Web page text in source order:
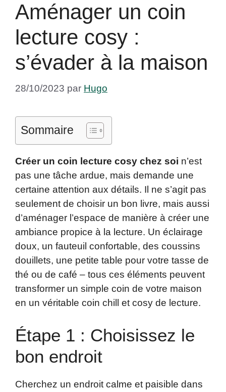
Aménager un coin
lecture cosy :
s’évader à la maison
28/10/2023 par Hugo
Sommaire
Créer un coin lecture cosy chez soi n’est
pas une tâche ardue, mais demande une
certaine attention aux détails. Il ne s’agit pas
seulement de choisir un bon livre, mais aussi
d’aménager l’espace de manière à créer une
ambiance propice à la lecture. Un éclairage
doux, un fauteuil confortable, des coussins
douillets, une petite table pour votre tasse de
thé ou de café – tous ces éléments peuvent
transformer un simple coin de votre maison
en un véritable coin chill et cosy de lecture.
Étape 1 : Choisissez le
bon endroit
Cherchez un endroit calme et paisible dans